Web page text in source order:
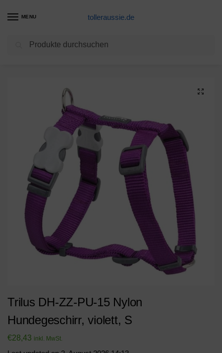
MENU tolleraussie.de
Hundegeschirr Produkte / Trilus DH-ZZ-PU-15 Nylon Hundegeschirr, violett, S
Trilus DH-ZZ-PU-15 Nylon
Hundegeschirr, violett, S
€28,43 inkl. MwSt.